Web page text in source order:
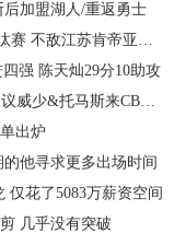
后加盟湖人/重返勇士
不敌江苏肯帝亚U19
强 陈天灿29分10助攻
&托马斯来CBA试试
出炉
他寻求更多出场时间
花了5083万薪资空间
几乎没有突破